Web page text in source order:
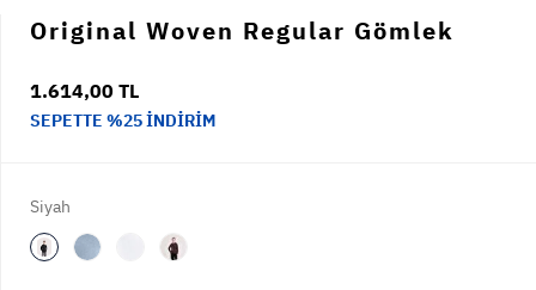
Original Woven Regular Gömlek
1.614,00 TL
SEPETTE %25 İNDİRİM
Siyah